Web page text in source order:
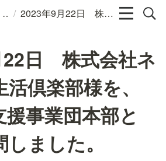
/ 2023年9月22日 株式会社ネイチャー生活倶楽部様を、在宅就労支援事業団本部とともに訪問しました。
22日 株式会社ネ
倶楽部様を、
事業団本部と
ました。